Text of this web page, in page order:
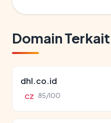
Domain Terkait
dhl.co.id
CZ 85/100